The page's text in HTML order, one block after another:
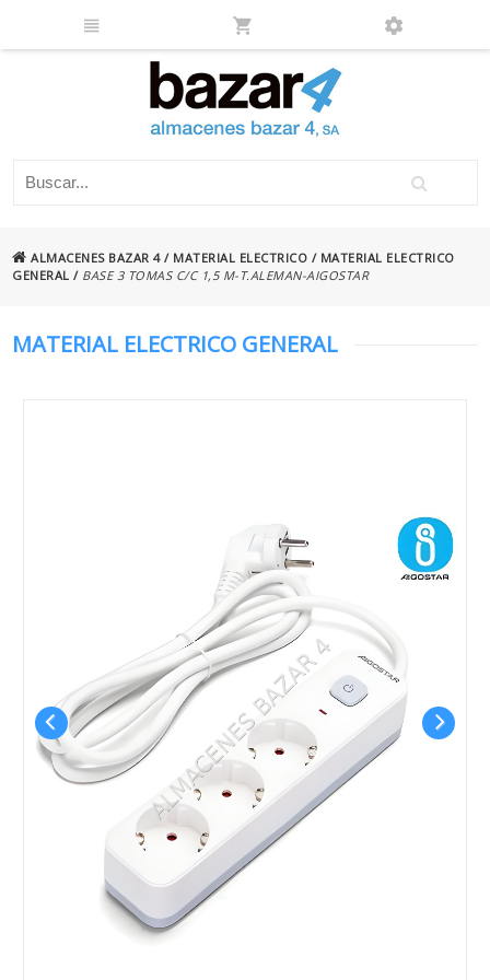
ALMACENES BAZAR 4/ MATERIAL ELECTRICO / MATERIAL ELECTRICO
GENERAL / BASE 3 TOMAS C/C 1,5 M-T.ALEMAN-AIGOSTAR
MATERIAL ELECTRICO GENERAL